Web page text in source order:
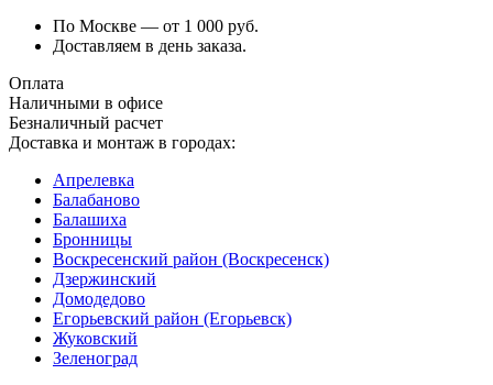
По Москве — от 1 000 руб.
Доставляем в день заказа.
Оплата
Наличными в офисе
Безналичный расчет
Доставка и монтаж в городах:
Апрелевка
Балабаново
Балашиха
Бронницы
Воскресенский район (Воскресенск)
Дзержинский
Домодедово
Егорьевский район (Егорьевск)
Жуковский
Зеленоград